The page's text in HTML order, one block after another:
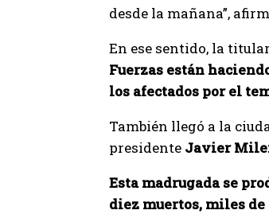
desde la mañana”,
En ese sentido, la
Fuerzas están
los afectados por el
También llegó a la
presidente Javier
Esta madrugada se
diez muertos, miles de